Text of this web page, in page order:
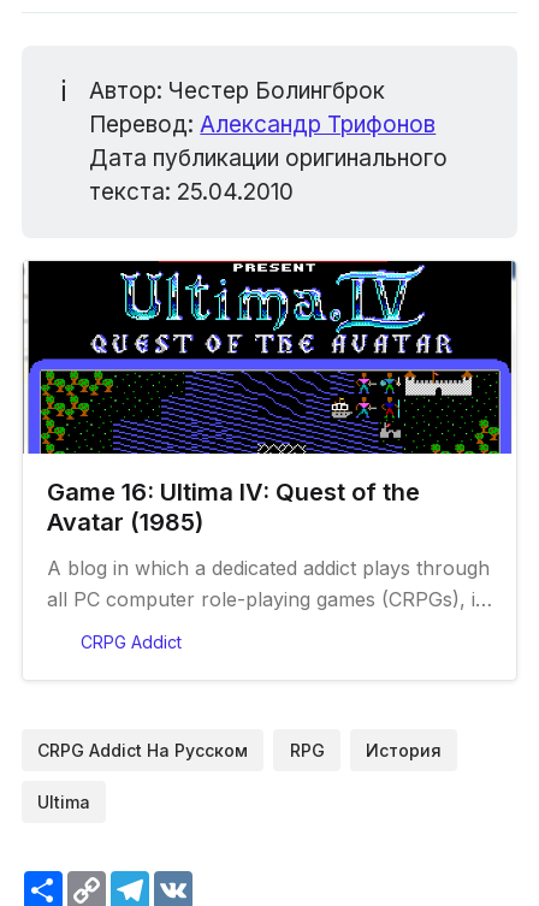
ℹ️
Автор: Честер Болингброк
Перевод:Александр Трифонов
Дата публикации оригинального
текста: 25.04.2010
Game 16: Ultima IV: Quest of the
Avatar (1985)
A blog in which a dedicated addict plays through
all PC computer role-playing games (CRPGs), in
chronological order.
CRPG Addict
CRPG Addict На Русском RPG История
Ultima
Ресурс
Copy
Link
Telegram
VK